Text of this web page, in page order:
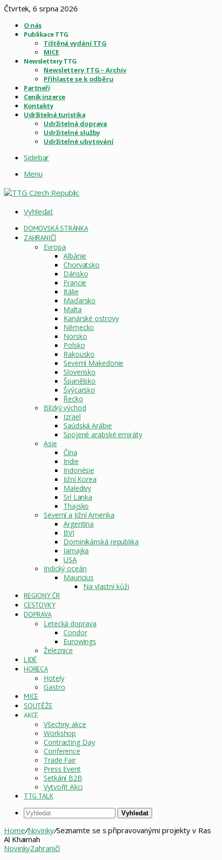
Čtvrtek, 6 srpna 2026
O nás
Publikace TTG
Tištěná vydání TTG
MICE
Newslettery TTG
Newslettery TTG – Archiv
Přihlaste se k odběru
Partneři
Ceník inzerce
Kontakty
Udržitelná turistika
Udržitelná doprava
Udržitelné služby
Udržitelné ubytování
Sidebar
Menu
Vyhledat
DOMOVSKÁ STRÁNKA
ZAHRANIČÍ
Evropa
Albánie
Chorvatsko
Dánsko
Francie
Itálie
Maďarsko
Malta
Kanárské ostrovy
Německo
Norsko
Polsko
Rakousko
Severní Makedonie
Slovensko
Španělsko
Švýcarsko
Řecko
Blízký východ
Izrael
Saúdská Arábie
Spojené arabské emiráty
Asie
Čína
Indie
Indonésie
Jižní Korea
Maledivy
Srí Lanka
Thajsko
Severní a Jižní Amerika
Argentina
BVI
Dominikánská republika
Jamajka
USA
Indický oceán
Mauricius
Na vlastní kůži
REGIONY ČR
CESTOVKY
DOPRAVA
Letecká doprava
Condor
Eurowings
Železnice
LIDÉ
HORECA
Hotely
Gastro
MICE
SOUTĚŽE
AKCE
Všechny akce
Workshop
Contracting Day
Conference
Trade Fair
Press Event
Setkání B2B
Vytvořit Akci
TTG TALK
Vyhledat
Home/Novinky/Seznamte se s připravovanými projekty v Ras
Al Khaimah
NovinkyZahraničí